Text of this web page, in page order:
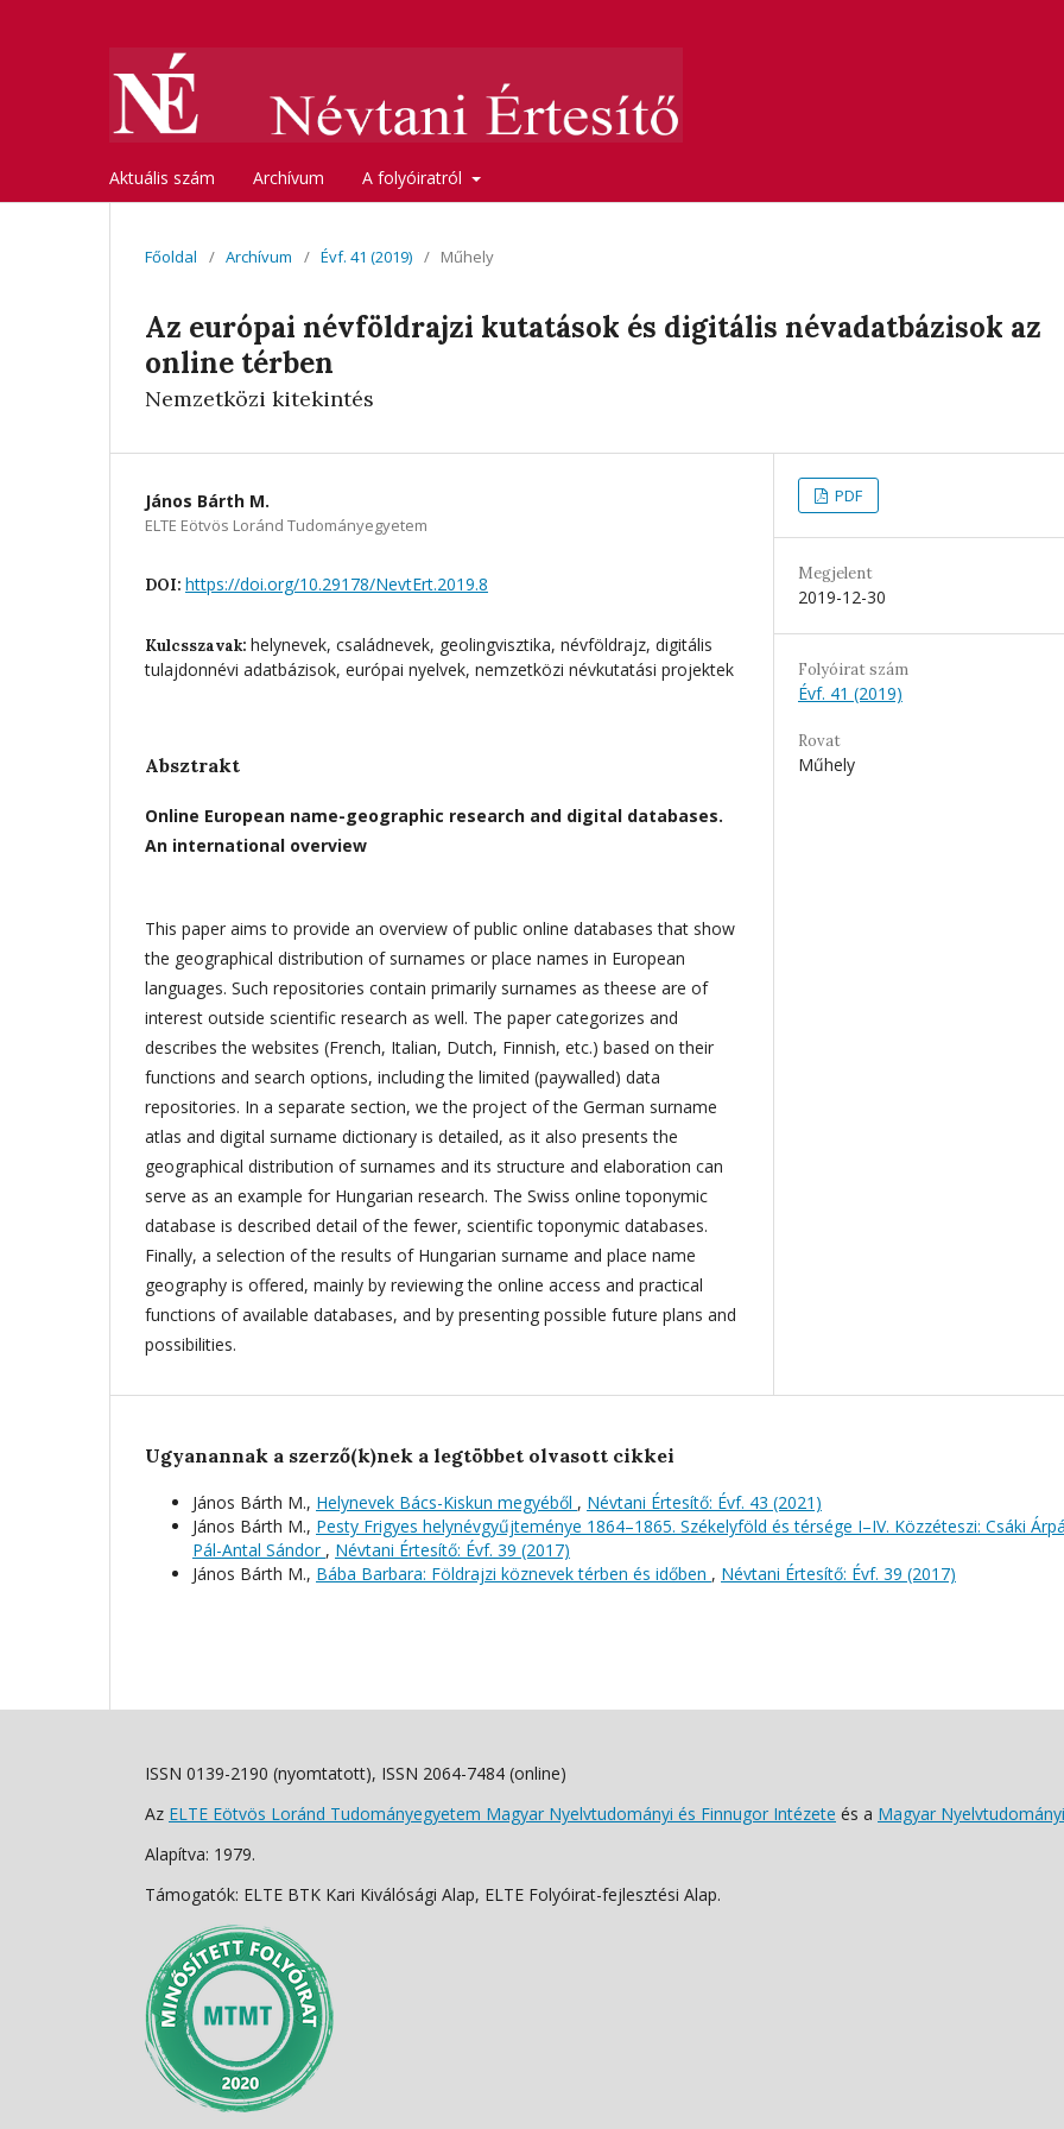
Aktuális szám Archívum A folyóiratról
Főoldal / Archívum / Évf. 41 (2019) / Műhely
Az európai névföldrajzi kutatások és digitális névadatbázisok az
online térben
Nemzetközi kitekintés
János Bárth M.
ELTE Eötvös Loránd Tudományegyetem
DOI: https://doi.org/10.29178/NevtErt.2019.8
Kulcsszavak: helynevek, családnevek, geolingvisztika, névföldrajz, digitális
tulajdonnévi adatbázisok, európai nyelvek, nemzetközi névkutatási projektek
Absztrakt
Online European name-geographic research and digital databases.
An international overview
This paper aims to provide an overview of public online databases that show
the geographical distribution of surnames or place names in European
languages. Such repositories contain primarily surnames as theese are of
interest outside scientific research as well. The paper categorizes and
describes the websites (French, Italian, Dutch, Finnish, etc.) based on their
functions and search options, including the limited (paywalled) data
repositories. In a separate section, we the project of the German surname
atlas and digital surname dictionary is detailed, as it also presents the
geographical distribution of surnames and its structure and elaboration can
serve as an example for Hungarian research. The Swiss online toponymic
database is described detail of the fewer, scientific toponymic databases.
Finally, a selection of the results of Hungarian surname and place name
geography is offered, mainly by reviewing the online access and practical
functions of available databases, and by presenting possible future plans and
possibilities.
PDF
Megjelent
2019-12-30
Folyóirat szám
Évf. 41 (2019)
Rovat
Műhely
Ugyanannak a szerző(k)nek a legtöbbet olvasott cikkei
János Bárth M., Helynevek Bács-Kiskun megyéből , Névtani Értesítő: Évf. 43 (2021)
János Bárth M., Pesty Frigyes helynévgyűjteménye 1864–1865. Székelyföld és térsége I–IV. Közzéteszi: Csáki
Pál-Antal Sándor , Névtani Értesítő: Évf. 39 (2017)
János Bárth M., Bába Barbara: Földrajzi köznevek térben és időben , Névtani Értesítő: Évf. 39 (2017)
ISSN 0139-2190 (nyomtatott), ISSN 2064-7484 (online)
Az ELTE Eötvös Loránd Tudományegyetem Magyar Nyelvtudományi és Finnugor Intézete és a Magyar
Alapítva: 1979.
Támogatók: ELTE BTK Kari Kiválósági Alap, ELTE Folyóirat-fejlesztési Alap.